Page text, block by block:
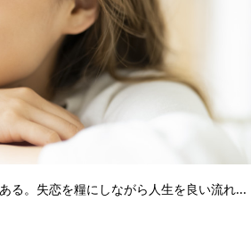
る。失恋を糧にしながら人生を良い流れ...